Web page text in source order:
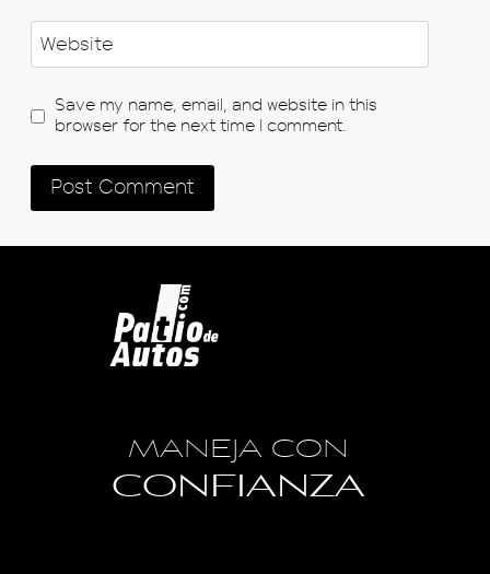
Website
Save my name, email, and website in this
browser for the next time I comment.
MANEJA CON
CONFIANZA